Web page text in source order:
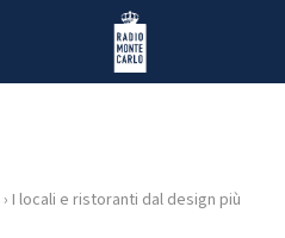
Radio Monte Carlo
› I locali e ristoranti dal design più